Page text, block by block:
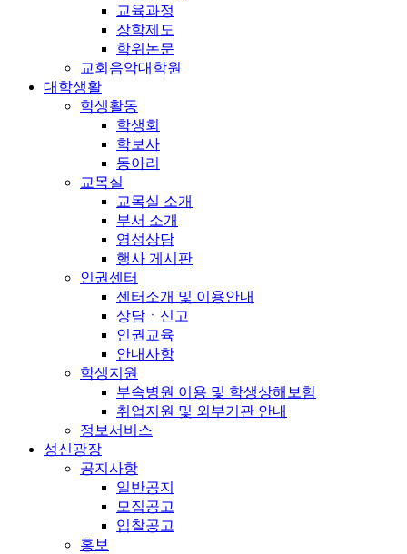
교육과정
장학제도
학위논문
교회음악대학원
대학생활
학생활동
학생회
학보사
동아리
교목실
교목실 소개
부서 소개
영성상담
행사 게시판
인권센터
센터소개 및 이용안내
상담ㆍ신고
인권교육
안내사항
학생지원
부속병원 이용 및 학생상해보험
취업지원 및 외부기관 안내
정보서비스
성신광장
공지사항
일반공지
모집공고
입찰공고
홍보